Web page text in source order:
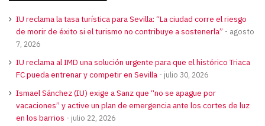
IU reclama la tasa turística para Sevilla: “La ciudad corre el riesgo
de morir de éxito si el turismo no contribuye a sostenerla”
agosto
7, 2026
IU reclama al IMD una solución urgente para que el histórico Triaca
FC pueda entrenar y competir en Sevilla
julio 30, 2026
Ismael Sánchez (IU) exige a Sanz que “no se apague por
vacaciones” y active un plan de emergencia ante los cortes de luz
en los barrios
julio 22, 2026